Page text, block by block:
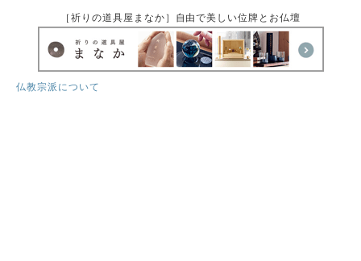
［祈りの道具屋まなか］自由で美しい位牌とお仏壇
仏教宗派について